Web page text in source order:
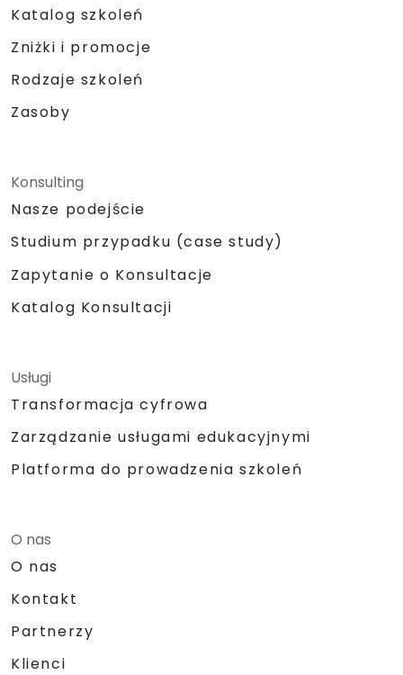
Katalog szkoleń
Zniżki i promocje
Rodzaje szkoleń
Zasoby
Konsulting
Nasze podejście
Studium przypadku (case study)
Zapytanie o Konsultacje
Katalog Konsultacji
Usługi
Transformacja cyfrowa
Zarządzanie usługami edukacyjnymi
Platforma do prowadzenia szkoleń
O nas
O nas
Kontakt
Partnerzy
Klienci